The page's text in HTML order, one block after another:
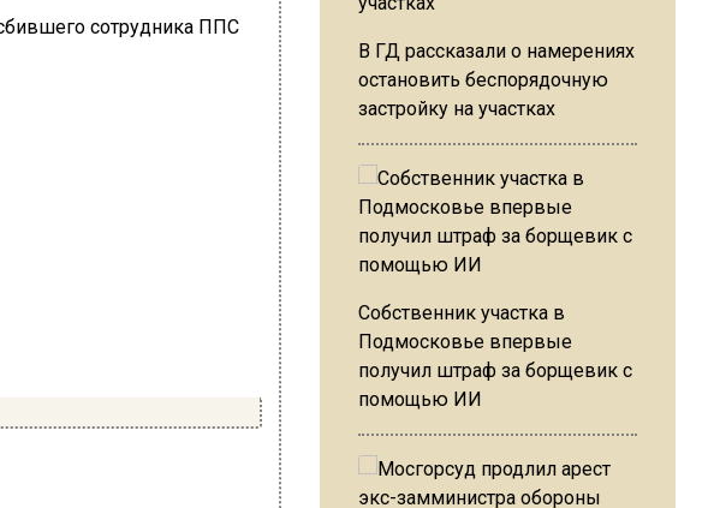
В ГД рассказали о намерениях
остановить беспорядочную
застройку на участках
Собственник участка в
Подмосковье впервые
получил штраф за борщевик с
помощью ИИ